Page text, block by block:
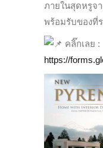
ภายในสุดหรูจา
พร้อมรับของที่
คลิ๊กเลย :
https://